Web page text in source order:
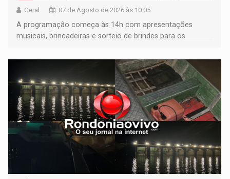
Geral 07 de Agosto de 2026 às 10:05
A programação começa às 14h com apresentações
musicais, brincadeiras e sorteio de brindes para os
bolo e canto de parabéns dedicado aos pais